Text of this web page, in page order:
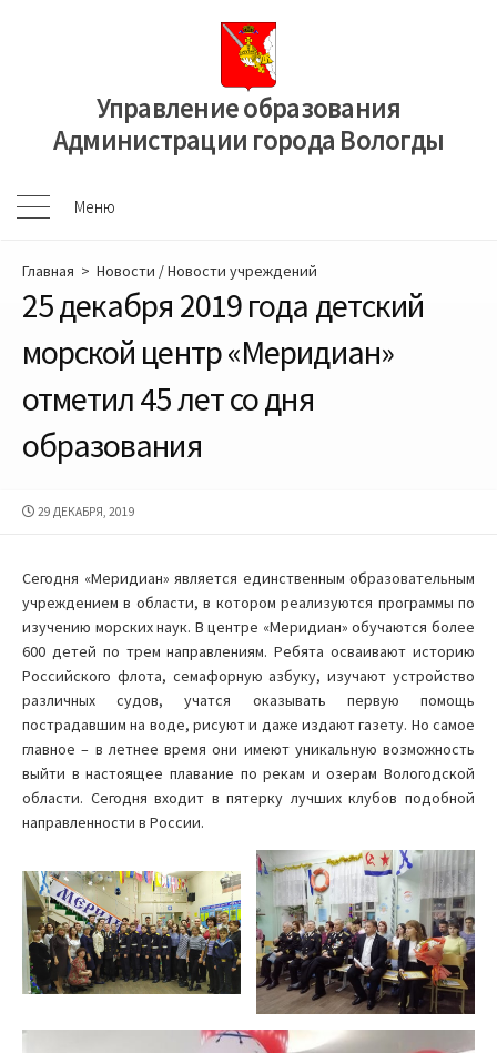
Управление образования
Администрации города Вологды
Меню
Меню
Главная > Новости /Новости учреждений
25 декабря 2019 года детский
морской центр «Меридиан»
отметил 45 лет со дня
образования
ДАТА
29 ДЕКАБРЯ, 2019
Сегодня «Меридиан» является единственным образовательным
учреждением в области, в котором реализуются программы по
изучению морских наук. В центре «Меридиан» обучаются более
600 детей по трем направлениям. Ребята осваивают историю
Российского флота, семафорную азбуку, изучают устройство
различных судов, учатся оказывать первую помощь
пострадавшим на воде, рисуют и даже издают газету. Но самое
главное – в летнее время они имеют уникальную возможность
выйти в настоящее плавание по рекам и озерам Вологодской
области. Сегодня входит в пятерку лучших клубов подобной
направленности в России.